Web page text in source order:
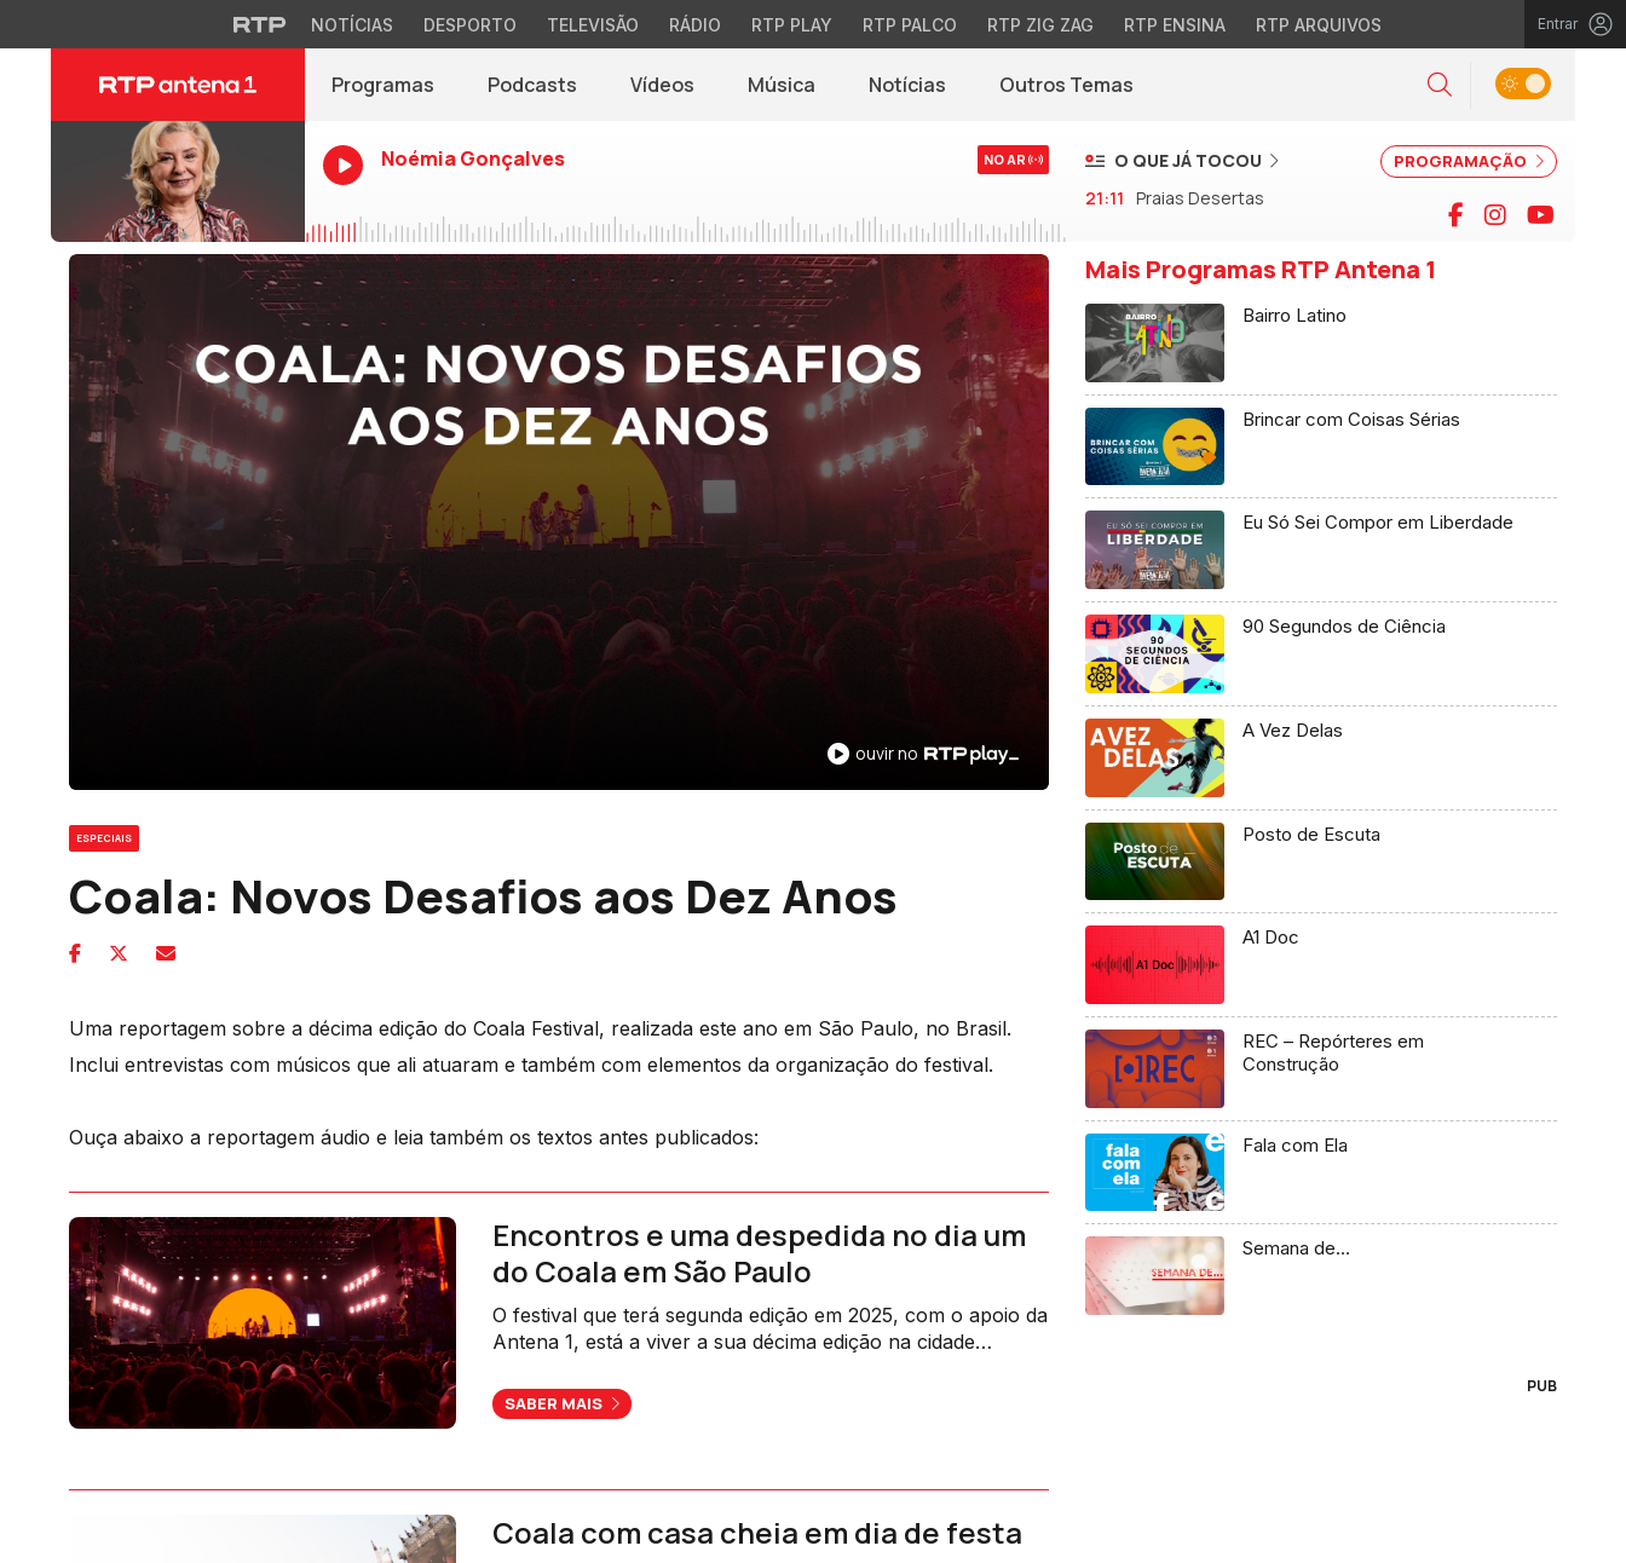
NOTÍCIAS DESPORTO TELEVISÃO RÁDIO RTP PLAY RTP PALCO RTP ZIG ZAG RTP ENSINA RTP ARQUIVOS Entrar
Programas Podcasts Vídeos Música Notícias(abre em nova janela)
Outros Temas Pesquisar
Alternar tema
Noémia Gonçalves NO AR PROGRAMAÇÃO
O QUE JÁ TOCOU
21:11 Praias Desertas Facebook
Instagram
ouvir no
ESPECIAIS
Coala: Novos Desafios aos Dez Anos
Uma reportagem sobre a décima edição do Coala Festival, realizada este ano em São Paulo, no Brasil.
Inclui entrevistas com músicos que ali atuaram e também com elementos da organização do festival.
Ouça abaixo a reportagem áudio e leia também os textos antes publicados:
Encontros e uma despedida no dia um
do Coala em São Paulo
O festival que terá segunda edição em 2025, com o apoio da
Antena 1, está a viver a sua décima edição na cidade
SABER MAIS
Coala com casa cheia em dia de festa
Mais Programas RTP Antena 1
Bairro Latino
Brincar com Coisas Sérias
Eu Só Sei Compor em Liberdade
90 Segundos de Ciência
A Vez Delas
Posto de Escuta
A1 Doc
REC – Repórteres em
Construção
Fala com Ela
Semana de…
PUB